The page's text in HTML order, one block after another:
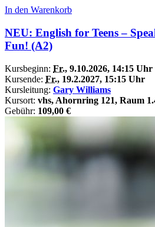
In den Warenkorb
NEU: English for Teens –
Fun! (A2)
Kursbeginn: Fr., 9.10.2026, 14:15 Uhr
Kursende: Fr., 19.2.2027, 15:15 Uhr
Kursleitung: Gary Williams
Kursort: vhs, Ahornring 121, Raum
Gebühr: 109,00 €